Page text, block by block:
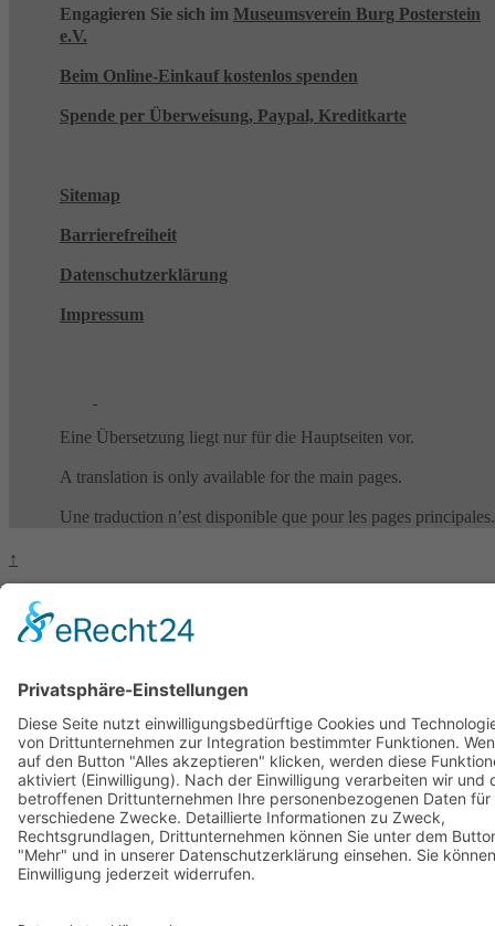
Engagieren Sie sich im Museumsverein Burg Posterstein
e.V.
Beim Online-Einkauf kostenlos spenden
Spende per Überweisung, Paypal, Kreditkarte
Sitemap
Barrierefreiheit
Datenschutzerklärung
Impressum
Eine Übersetzung liegt nur für die Hauptseiten vor.
A translation is only available for the main pages.
Une traduction n’est disponible que pour les pages principales.
↑